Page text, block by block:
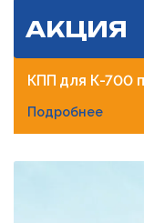
АКЦИЯ
КПП для К-700
Подробнее